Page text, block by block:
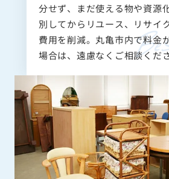
分せず、まだ使える物や資源
別してからリユース、リサイ
費用を削減。丸亀市内で料金
場合は、遠慮なくご相談くだ